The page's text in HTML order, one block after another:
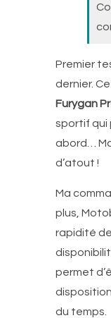
Premier
dernier.
Furygan
sportif qui
abord…
d’atout !
Ma
plus,
rapidité
permet
du temps.